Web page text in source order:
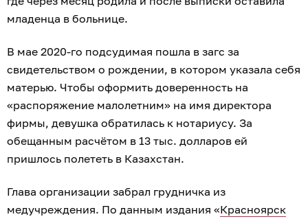
младенца в больнице.
В мае 2020-го подсудимая пошла в загс за
свидетельством о рождении, в котором указала себя
матерью. Чтобы оформить доверенность на
«распоряжение малолетним» на имя директора
фирмы, девушка обратилась к нотариусу. За
обещанным расчётом в 13 тыс. долларов ей
пришлось полететь в Казахстан.
Глава организации забрал грудничка из
медучреждения. По данным издания «Красноярск